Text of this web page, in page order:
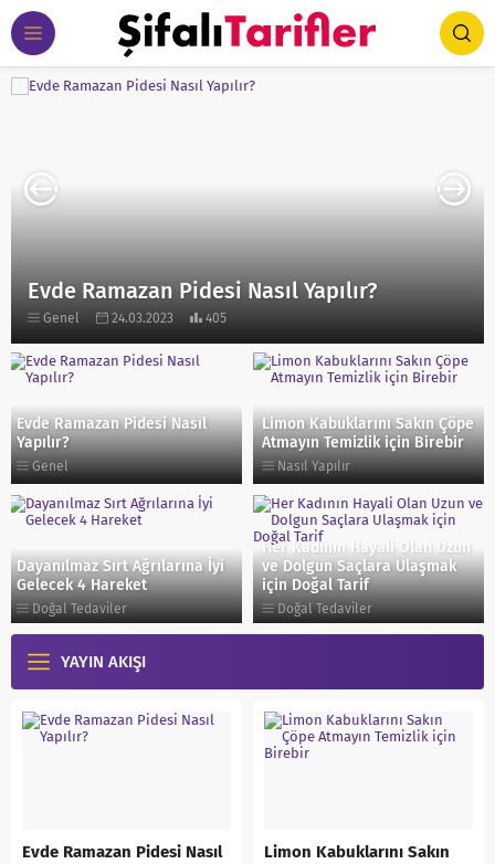
Evde Ramazan Pidesi Nasıl Yapılır?
Genel 24.03.2023 405
Evde Ramazan Pidesi Nasıl
Yapılır?
Genel
Limon Kabuklarını Sakın Çöpe
Atmayın Temizlik için Birebir
Nasıl Yapılır
Dayanılmaz Sırt Ağrılarına İyi
Gelecek 4 Hareket
Doğal Tedaviler
Her Kadının Hayali Olan Uzun
ve Dolgun Saçlara Ulaşmak
için Doğal Tarif
Doğal Tedaviler
YAYIN AKIŞI
Evde Ramazan Pidesi Nasıl
Limon Kabuklarını Sakın